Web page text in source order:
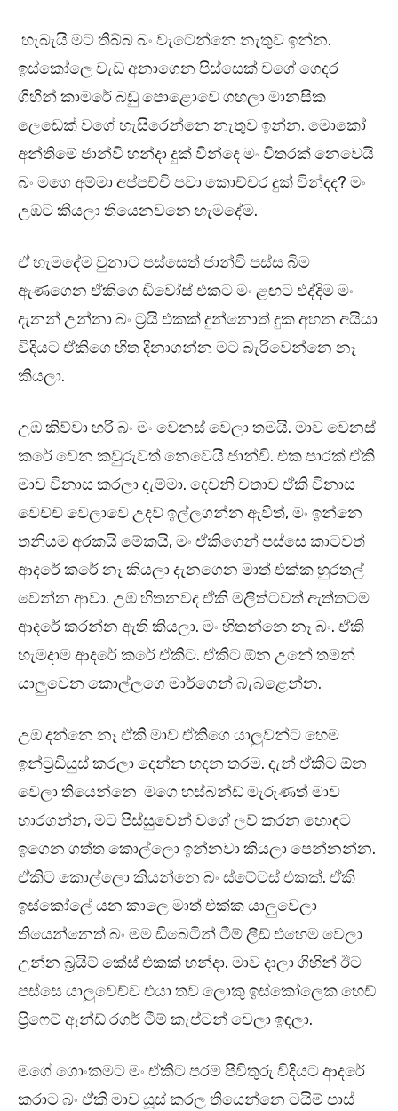
හැබැයි මට තිබ්බ බං වැටෙන්නෙ නැතුව ඉන්න.
ඉස්කෝලෙ වැඩ අනාගෙන පිස්සෙක් වගේ ගෙදර
ගිහින් කාමරේ බඩු පොළොවෙ ගහලා මානසික
ලෙඩෙක් වගේ හැසිරෙන්නෙ නැතුව ඉන්න. මොකෝ
අන්තිමේ ජාන්වි හන්දා දුක් වින්දෙ මං විතරක් නෙවෙයි
බං මගෙ අම්මා අප්පච්චි පවා කොච්චර දුක් වින්දද? මං
උඹට කියලා තියෙනවනෙ හැමදේම.
ඒ හැමදේම වුනාට පස්සෙත් ජාන්වි පස්ස බිම
ඇණගෙන ඒකිගෙ ඩිවෝස් එකට මං ළඟට එද්දිම මං
දැනන් උන්නා බං ට්‍රයි එකක් දුන්නොත් දුක අහන අයියා
විදියට ඒකිගෙ හිත දිනාගන්න මට බැරිවෙන්නෙ නෑ
කියලා.
උඹ කිව්වා හරි බං මං වෙනස් වෙලා තමයි. මාව වෙනස්
කරේ වෙන කවුරුවත් නෙවෙයි ජාන්වි. එක පාරක් ඒකි
මාව විනාස කරලා දැම්මා. දෙවනි වතාව ඒකි විනාස
වෙච්ච වෙලාවෙ උදව් ඉල්ලගන්න ඇවිත්, මං ඉන්නෙ
තනියම අරකයි මේකයි, මං ඒකිගෙන් පස්සෙ කාටවත්
ආදරේ කරේ නෑ කියලා දැනගෙන මාත් එක්ක හුරතල්
වෙන්න ආවා. උඹ හිතනවද ඒකි මලිත්ටවත් ඇත්තටම
ආදරේ කරන්න ඇති කියලා. මං හිතන්නෙ නෑ බං. ඒකි
හැමදාම ආදරේ කරේ ඒකිට. ඒකිට ඕන උනේ තමන්
යාලුවෙන කොල්ලගෙ මාර්ගෙන් බැබළෙන්න.
උඹ දන්නෙ නෑ ඒකි මාව ඒකිගෙ යාලුවන්ට හෙම
ඉන්ට්‍රඩියුස් කරලා දෙන්න හදන තරම. දැන් ඒකිට ඕන
වෙලා තියෙන්නෙ මගෙ හස්බන්ඩ් මැරුණත් මාව
භාරගන්න, මට පිස්සුවෙන් වගේ ලව් කරන හොඳට
ඉගෙන ගත්ත කොල්ලො ඉන්නවා කියලා පෙන්නන්න.
ඒකිට කොල්ලො කියන්නෙ බං ස්ටේටස් එකක්. ඒකි
ඉස්කෝලේ යන කාලෙ මාත් එක්ක යාලුවෙලා
තියෙන්නෙත් බං මම ඩිබෙටින් ටීම් ලීඩ් එහෙම වෙලා
උන්න බ්‍රයිට් කේස් එකක් හන්දා. මාව දාලා ගිහින් ඊට
පස්සෙ යාලුවෙච්ච එයා තව ලොකු ඉස්කෝලෙක හෙඩ්
ප්‍රිෆෙට් ඇන්ඩ් රගර් ටීම් කැප්ටන් වෙලා ඉඳලා.
මගේ ගොංකමට මං ඒකිට පරම පිවිතුරු විදියට ආදරේ
කරාට බං ඒකි මාව යූස් කරල තියෙන්නෙ ටයිම් පාස්